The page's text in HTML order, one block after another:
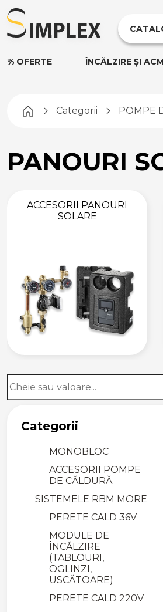
% OFERTE ÎNCĂLZIRE ȘI ACM
Pagina principală
Categorii POMPE
PANOURI
ACCESORII PANOURI
SOLARE
Categorii
POMPE DE CĂLDURĂ ȘI
ENERGIE REGENERABILĂ
DE TIP SPLIT
CU BOILER
INTEGRAT
FĂRĂ BOILER
INTEGRAT
MONOBLOC
ACCESORII POMPE
DE CĂLDURĂ
SISTEMELE RBM MORE
PERETE CALD 36V
MODULE DE
ÎNCĂLZIRE
(TABLOURI,
OGLINZI,
USCĂTOARE)
PERETE CALD 220V